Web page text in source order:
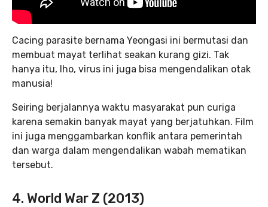
Cacing parasite bernama Yeongasi ini bermutasi dan
membuat mayat terlihat seakan kurang gizi. Tak
hanya itu, lho, virus ini juga bisa mengendalikan otak
manusia!
Seiring berjalannya waktu masyarakat pun curiga
karena semakin banyak mayat yang berjatuhkan. Film
ini juga menggambarkan konflik antara pemerintah
dan warga dalam mengendalikan wabah mematikan
tersebut.
4. World War Z (2013)